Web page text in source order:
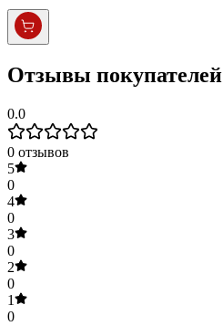
Отзывы покупателей
0.0
0 отзывов
5
0
4
0
3
0
2
0
1
0